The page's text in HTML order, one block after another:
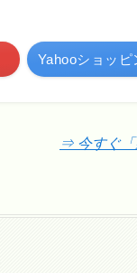
Yahooショッピ
⇒ 今すぐ「